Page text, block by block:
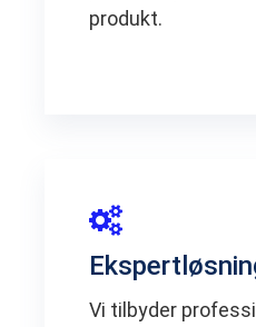
produkt.
Vi tilbyder